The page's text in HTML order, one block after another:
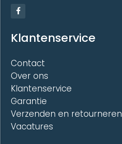
Klantenservice
Contact
Over ons
Klantenservice
Garantie
Verzenden en retourneren
Vacatures